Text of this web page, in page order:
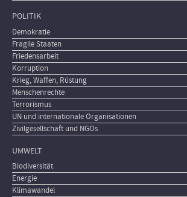
POLITIK
Demokratie
Fragile Staaten
Friedensarbeit
Korruption
Krieg, Waffen, Rüstung
Menschenrechte
Terrorismus
UN und internationale Organisationen
Zivilgesellschaft und NGOs
UMWELT
Biodiversität
Energie
Klimawandel